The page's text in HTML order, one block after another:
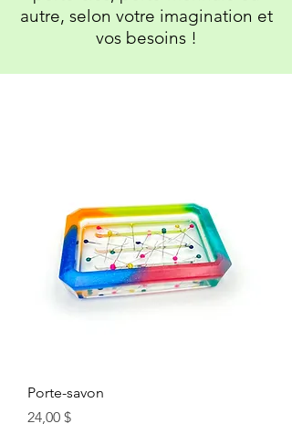
autre, selon votre imagination et
vos besoins !
Porte-savon
Prix
24,00 $